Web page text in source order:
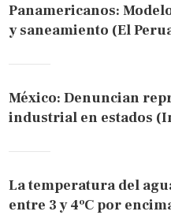
Panamericanos:
y saneamiento (El
México: Denuncian
industrial en estados
La temperatura del
entre 3 y 4ºC por